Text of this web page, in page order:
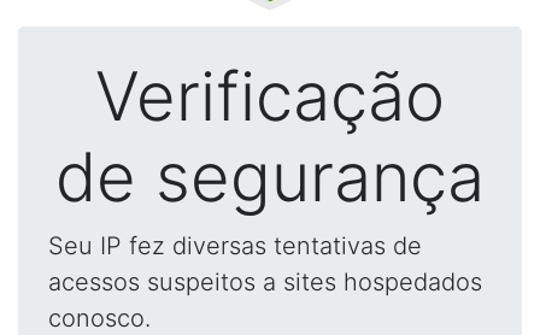
Verificação
de segurança
Seu IP fez diversas tentativas de
acessos suspeitos a sites hospedados
conosco.